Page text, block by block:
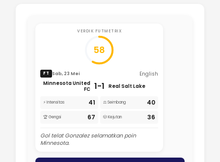
VERDIK FUTMETRIX
58
FT Sab, 23 Mei
English
Minnesota United
FC 1-1 Real Salt Lake
⚡ Intensitas 41 ⚖️ Seimbang 40
🏆 Gengsi 67 🎲 Kejutan 36
Gol telat Gonzalez selamatkan poin
Minnesota.